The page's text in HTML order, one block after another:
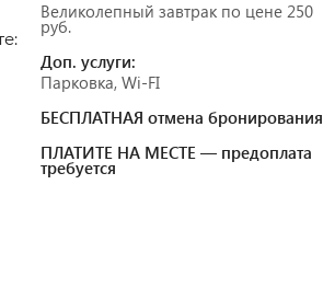
Великолепный завтрак по цене 250
руб.
Доп. услуги:
Парковка, Wi-FI
БЕСПЛАТНАЯ отмена бронирования
ПЛАТИТЕ НА МЕСТЕ — предоплата
требуется